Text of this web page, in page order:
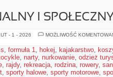
I SPOŁECZNY
- 1 - 2026 MOŻLIWOŚĆ
, formuła 1, hokej, kajakarstwo,
, narty, nurkowanie, odzież
, rajdy, rekreacja, rodzina, rowery,
, sporty halowe, sporty motorowe,